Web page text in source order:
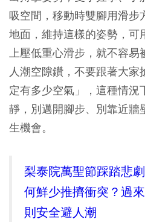
吸空間，移動時雙腳用滑步
地面，維持這樣的姿勢，可
上壓低重心滑步，就不容易
人潮空隙鑽，不要跟著大
定有多少空氣」，這種情況
靜，別邁開腳步、別靠近牆
生機會。
梨泰院萬聖節踩踏悲
何鮮少推擠衝突？過
則安全避人潮